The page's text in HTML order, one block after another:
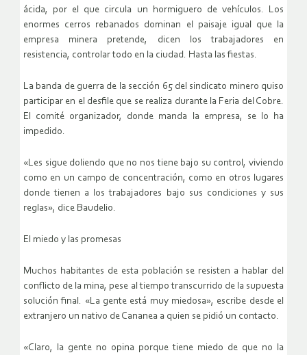
ácida, por el que circula un hormiguero de vehículos. Los
enormes cerros rebanados dominan el paisaje igual que la
empresa minera pretende, dicen los trabajadores en
resistencia, controlar todo en la ciudad. Hasta las fiestas.
La banda de guerra de la sección 65 del sindicato minero quiso
participar en el desfile que se realiza durante la Feria del Cobre.
El comité organizador, donde manda la empresa, se lo ha
impedido.
«Les sigue doliendo que no nos tiene bajo su control, viviendo
como en un campo de concentración, como en otros lugares
donde tienen a los trabajadores bajo sus condiciones y sus
reglas», dice Baudelio.
El miedo y las promesas
Muchos habitantes de esta población se resisten a hablar del
conflicto de la mina, pese al tiempo transcurrido de la supuesta
solución final. «La gente está muy miedosa», escribe desde el
extranjero un nativo de Cananea a quien se pidió un contacto.
«Claro, la gente no opina porque tiene miedo de que no la